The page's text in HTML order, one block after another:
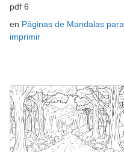
pdf 6
en Páginas de Mandalas para
imprimir